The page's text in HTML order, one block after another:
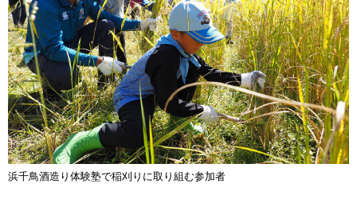
浜千鳥酒造り体験塾で稲刈りに取り組む参加者